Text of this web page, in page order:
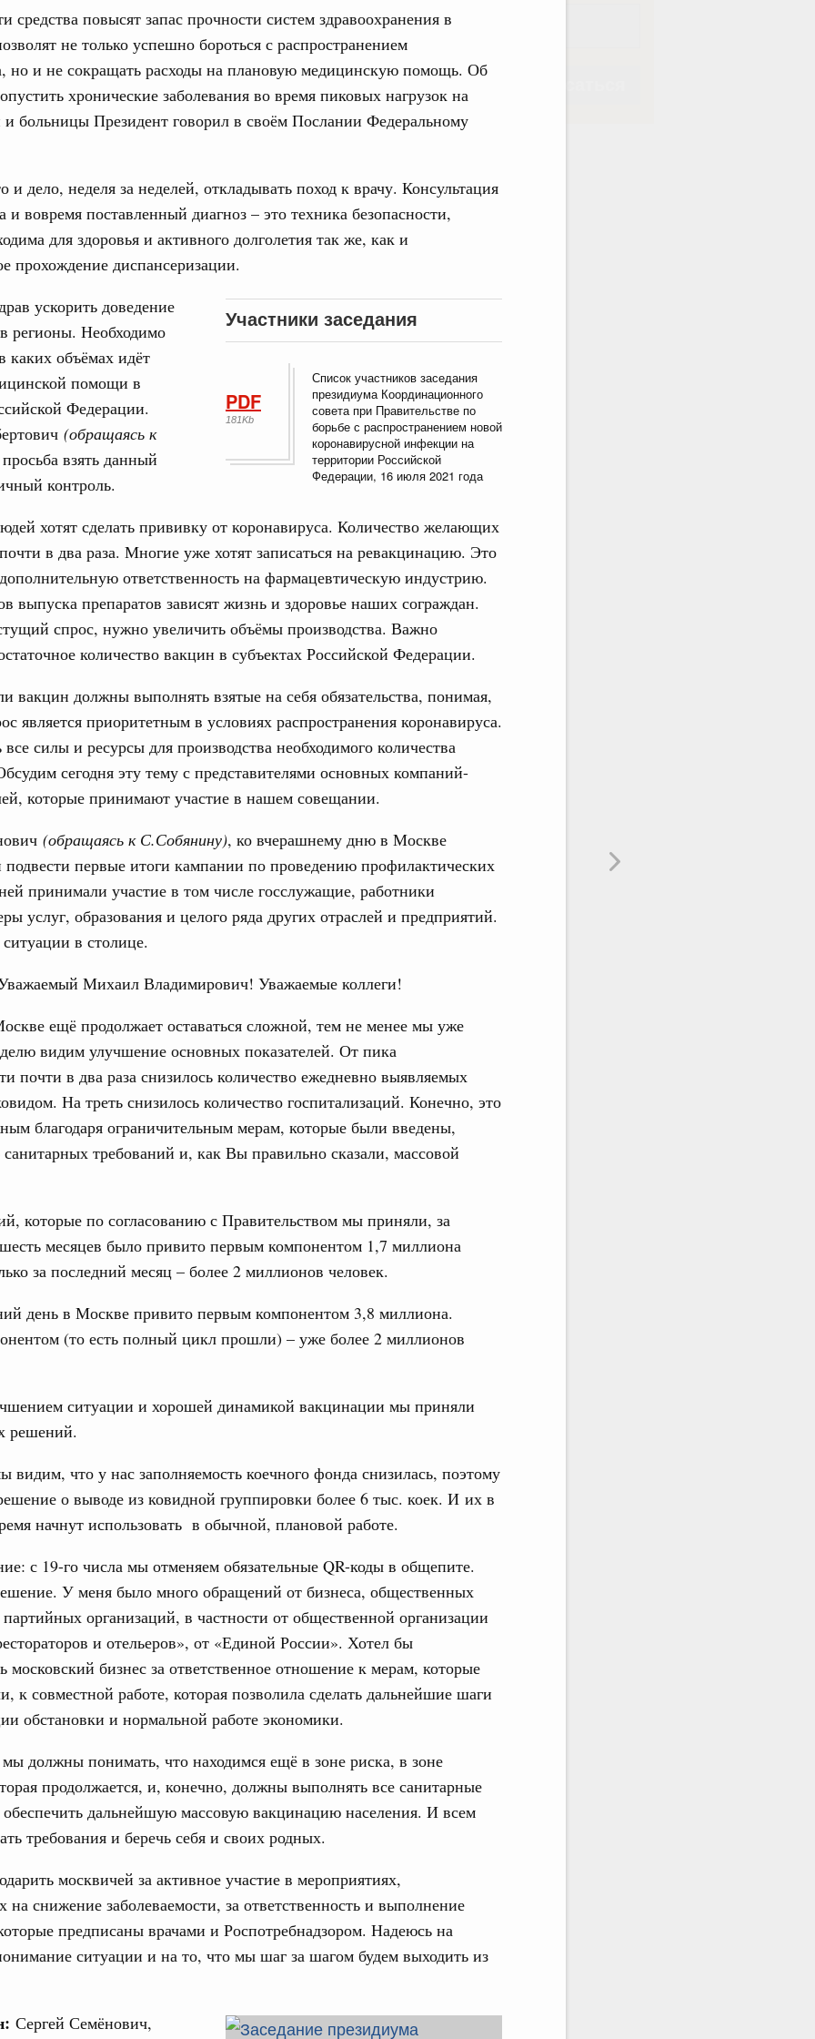
средства повысят запас прочности систем здравоохранения в
не только успешно бороться с распространением
но и не сокращать расходы на плановую медицинскую помощь. Об
хронические заболевания во время пиковых нагрузок на
больницы Президент говорил в своём Послании Федеральному
и дело, неделя за неделей, откладывать поход к врачу. Консультация
и вовремя поставленный диагноз – это техника безопасности,
для здоровья и активного долголетия так же, как и
прохождение диспансеризации.
Участники заседания
PDF
181Kb
Список участников заседания
президиума Координационного
совета при Правительстве по
борьбе с распространением новой
коронавирусной инфекции на
территории Российской
Федерации, 16 июля 2021 года
ускорить доведение
регионы. Необходимо
каких объёмах идёт
помощи в
Федерации.
(обращаясь к
взять данный
контроль.
хотят сделать прививку от коронавируса. Количество желающих
в два раза. Многие уже хотят записаться на ревакцинацию. Это
ответственность на фармацевтическую индустрию.
выпуска препаратов зависят жизнь и здоровье наших сограждан.
спрос, нужно увеличить объёмы производства. Важно
количество вакцин в субъектах Российской Федерации.
вакцин должны выполнять взятые на себя обязательства, понимая,
является приоритетным в условиях распространения коронавируса.
все силы и ресурсы для производства необходимого количества
сегодня эту тему с представителями основных компаний-
которые принимают участие в нашем совещании.
(обращаясь к С.Собянину), ко вчерашнему дню в Москве
первые итоги кампании по проведению профилактических
принимали участие в том числе госслужащие, работники
услуг, образования и целого ряда других отраслей и предприятий.
в столице.
Михаил Владимирович! Уважаемые коллеги!
ещё продолжает оставаться сложной, тем не менее мы уже
видим улучшение основных показателей. От пика
почти в два раза снизилось количество ежедневно выявляемых
На треть снизилось количество госпитализаций. Конечно, это
благодаря ограничительным мерам, которые были введены,
требований и, как Вы правильно сказали, массовой
которые по согласованию с Правительством мы приняли, за
месяцев было привито первым компонентом 1,7 миллиона
за последний месяц – более 2 миллионов человек.
день в Москве привито первым компонентом 3,8 миллиона.
(то есть полный цикл прошли) – уже более 2 миллионов
ситуации и хорошей динамикой вакцинации мы приняли
решений.
видим, что у нас заполняемость коечного фонда снизилась, поэтому
о выводе из ковидной группировки более 6 тыс. коек. И их в
начнут использовать в обычной, плановой работе.
с 19-го числа мы отменяем обязательные QR-коды в общепите.
У меня было много обращений от бизнеса, общественных
организаций, в частности от общественной организации
и отельеров», от «Единой России». Хотел бы
московский бизнес за ответственное отношение к мерам, которые
к совместной работе, которая позволила сделать дальнейшие шаги
обстановки и нормальной работе экономики.
должны понимать, что находимся ещё в зоне риска, в зоне
продолжается, и, конечно, должны выполнять все санитарные
обеспечить дальнейшую массовую вакцинацию населения. И всем
требования и беречь себя и своих родных.
москвичей за активное участие в мероприятиях,
на снижение заболеваемости, за ответственность и выполнение
предписаны врачами и Роспотребнадзором. Надеюсь на
ситуации и на то, что мы шаг за шагом будем выходить из
Сергей Семёнович,
трассах открылись
сервиса
итогам стратегической сессии о
научно-технологическим развитием
ЖКХ обновлено в России при участии
ОЭЗ. ТОР. Моногорода
реализации проектов института
округе
молодёжи сформировал целое
себя ответственность за будущее
для жизни»
на юге России вырос почти на треть
система. Недвижимость. Оценочная деятельность
в управление «ДОМ.РФ»
в России вырос на 4,3%, въездной –
по ситуации на топливном рынке
развития территорий в
в городах ДНР
и поддержки занятости
итогам стратегической сессии,
труда
Спортивных игр ВЭФ-2026
Показать еще
Email